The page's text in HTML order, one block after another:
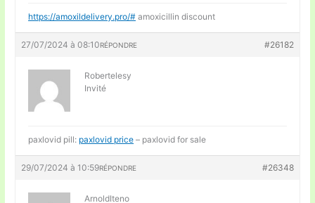
https://amoxildelivery.pro/# amoxicillin discount
27/07/2024 à 08:10 #26182
RÉPONDRE
Robertelesy
Invité
paxlovid pill: paxlovid price – paxlovid for sale
29/07/2024 à 10:59 #26348
RÉPONDRE
ArnoldIteno